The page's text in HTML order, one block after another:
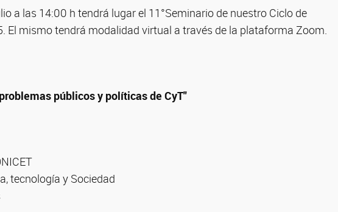
a las 14:00 h tendrá lugar el 11°Seminario de nuestro Ciclo de
El mismo tendrá modalidad virtual a través de la plataforma Zoom.
públicos y políticas de CyT"
tecnología y Sociedad